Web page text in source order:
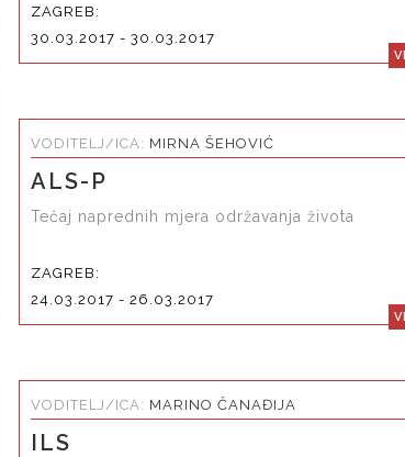
ZAGREB:
30.03.2017 - 30.03.2017
VODITELJ/ICA: MIRNA ŠEHOVIĆ
ALS-P
Tečaj naprednih mjera održavanja života
ZAGREB:
24.03.2017 - 26.03.2017
VODITELJ/ICA: MARINO ČANAĐIJA
ILS